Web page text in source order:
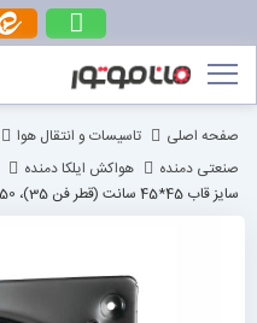
به
صفحه اصلی
تاسیسات و انتقال هوا
صنعتی دمنده
هواکش ایلکا دمنده
سایز قاب 45*45 سانت (قطر فن 35)، 1350 دور 150 وات، مدل VIK-35A4T